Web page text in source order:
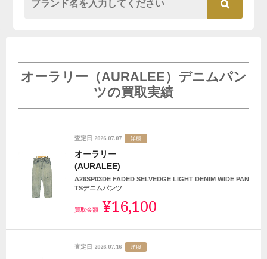
オーラリー（AURALEE）デニムパン
ツの買取実績
査定日 2026.07.07 洋服
オーラリー
(AURALEE)
A26SP03DE FADED SELVEDGE LIGHT DENIM WIDE PAN
TSデニムパンツ
買取金額 ¥16,100
査定日 2026.07.16 洋服